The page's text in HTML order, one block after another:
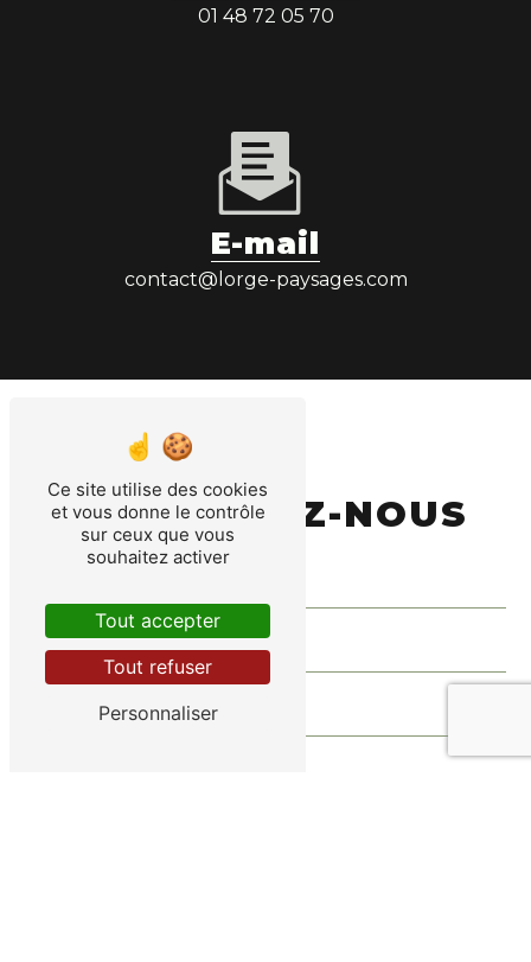
01 48 72 05 70
E-mail
contact@lorge-paysages.com
CONTACTEZ-NOUS
Ce site utilise des cookies
et vous donne le contrôle
sur ceux que vous
souhaitez activer
Tout accepter
Tout refuser
Personnaliser